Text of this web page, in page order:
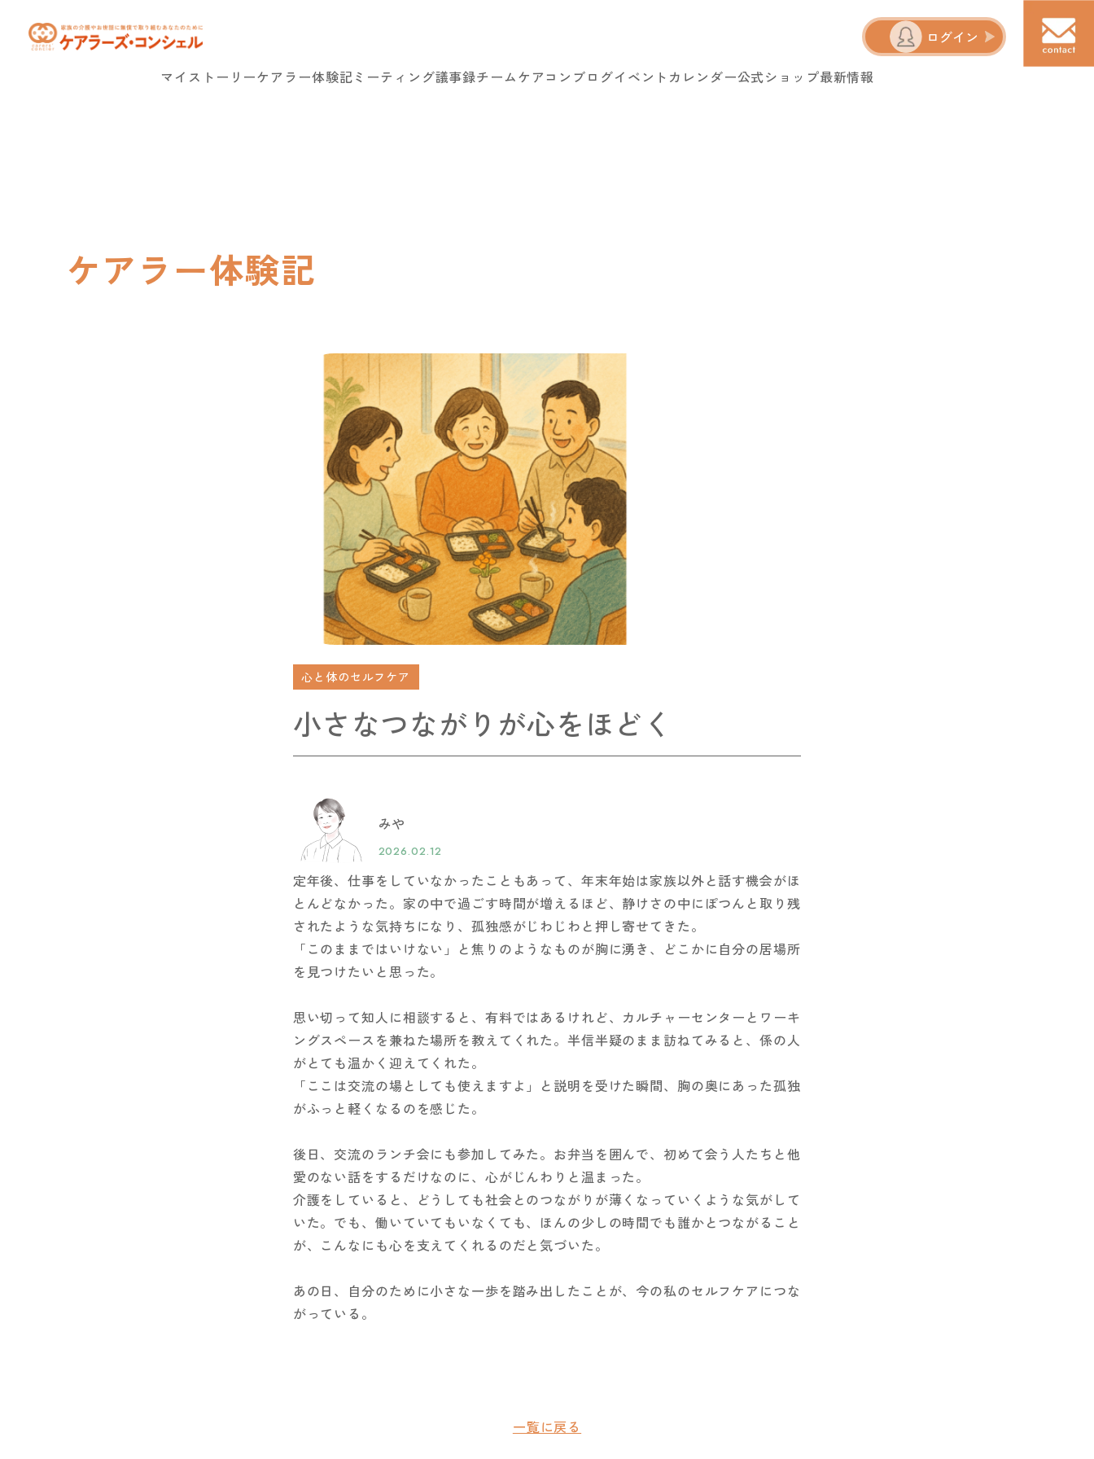
ログイン
マイストーリーケアラー体験記ミーティング議事録チームケアコン ブログイベントカレンダー公式ショップ最新情報
ケアラー体験記
心と体のセルフケア
小さなつながりが心をほどく
みや
2026.02.12
定年後、仕事をしていなかったこともあって、年末年始は家族以外と話す機会がほ
とんどなかった。家の中で過ごす時間が増えるほど、静けさの中にぽつんと取り残
されたような気持ちになり、孤独感がじわじわと押し寄せてきた。
「このままではいけない」と焦りのようなものが胸に湧き、どこかに自分の居場所
を見つけたいと思った。
思い切って知人に相談すると、有料ではあるけれど、カルチャーセンターとワーキ
ングスペースを兼ねた場所を教えてくれた。半信半疑のまま訪ねてみると、係の人
がとても温かく迎えてくれた。
「ここは交流の場としても使えますよ」と説明を受けた瞬間、胸の奥にあった孤独
がふっと軽くなるのを感じた。
後日、交流のランチ会にも参加してみた。お弁当を囲んで、初めて会う人たちと他
愛のない話をするだけなのに、心がじんわりと温まった。
介護をしていると、どうしても社会とのつながりが薄くなっていくような気がして
いた。でも、働いていてもいなくても、ほんの少しの時間でも誰かとつながること
が、こんなにも心を支えてくれるのだと気づいた。
あの日、自分のために小さな一歩を踏み出したことが、今の私のセルフケアにつな
がっている。
一覧に戻る